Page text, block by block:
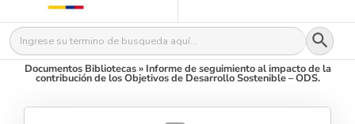
Buscar: Botón
Documentos Bibliotecas» Informe de seguimiento al impacto de la
contribución de los Objetivos de Desarrollo Sostenible – ODS.